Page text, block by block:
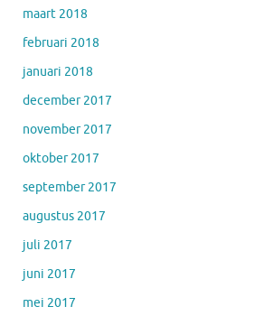
maart 2018
februari 2018
januari 2018
december 2017
november 2017
oktober 2017
september 2017
augustus 2017
juli 2017
juni 2017
mei 2017